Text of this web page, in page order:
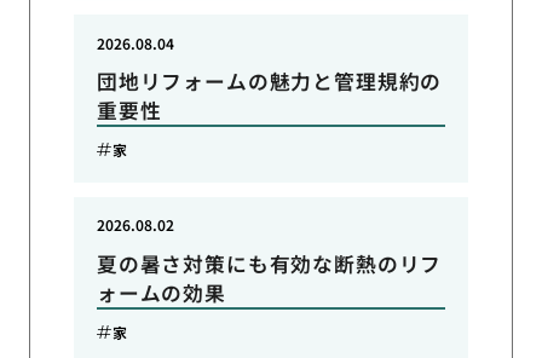
団地リフォームの魅力と管理規約の
重要性
2026.08.04
家
夏の暑さ対策にも有効な断熱のリフ
ォームの効果
2026.08.02
家